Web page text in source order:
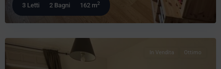
3 Letti 2 Bagni 162 m2
In Vendita Ottimo